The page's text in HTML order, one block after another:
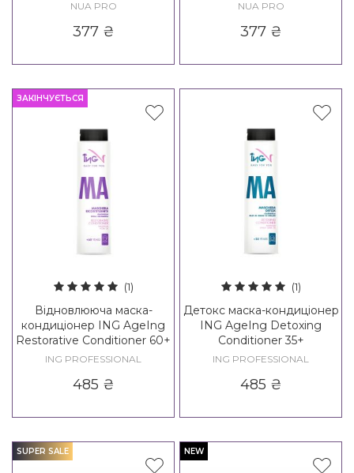
NUA PRO
377₴
NUA PRO
377₴
ЗАКІНЧУЄТЬСЯ
(1)
Відновлююча маска-
кондиціонер ING AgeIng
Restorative Conditioner 60+
ING PROFESSIONAL
485 ₴
(1)
Детокс маска-кондиціонер
ING AgeIng Detoxing
Conditioner 35+
ING PROFESSIONAL
485 ₴
SUPER SALE NEW